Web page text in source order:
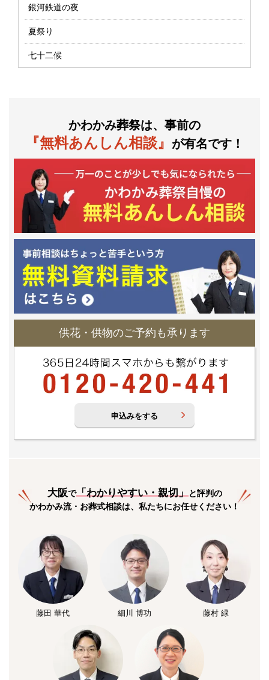
銀河鉄道の夜
夏祭り
七十二候
かわかみ葬祭は、事前の
『無料あんしん相談』 が有名です！
供花・供物のご予約も承ります
申込みをする
大阪で「わかりやすい・親切」と評判の
かわかみ流・お葬式相談は、私たちにお任せください！
藤田 華代 細川 博功 藤村 緑